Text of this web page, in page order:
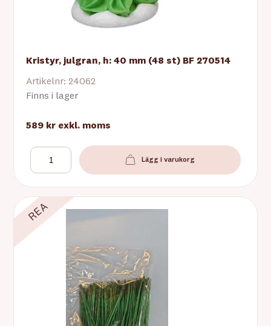
Kristyr, julgran, h: 40 mm (48 st) BF 270514
Artikelnr: 24062
Finns i lager
589 kr exkl. moms
Lägg i varukorg
REA